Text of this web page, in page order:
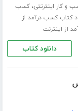
و کار اینترنتی،کسب
کتاب کسب درآمد از
از اینترنت
دانلود کتاب